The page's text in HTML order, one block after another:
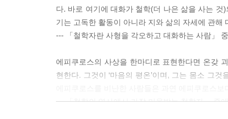
다. 바로 여기에 대화가 철학(더 나은 삶을 사는
기는 고독한 활동이 아니라 지와 삶의 자세에 관해
--- 「철학자란 사형을 각오하고 대화하는 사람」
에피쿠로스의 사상을 한마디로 표현한다면 온갖
현한다. 그것이 ‘마음의 평온’이며, 그는 몸소 그
--- 「철학의 역사에서 가장 미움받는 철학자」 중